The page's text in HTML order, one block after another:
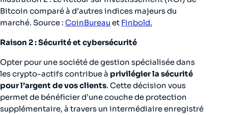
Bitcoin comparé à d’autres indices majeurs du
marché. Source : CoinBureau et Finbold.
Raison 2 : Sécurité et cybersécurité
Opter pour une société de gestion spécialisée dans
les crypto-actifs contribue à privilégier la sécurité
pour l’argent de vos clients. Cette décision vous
permet de bénéficier d’une couche de protection
supplémentaire, à travers un intermédiaire enregistré